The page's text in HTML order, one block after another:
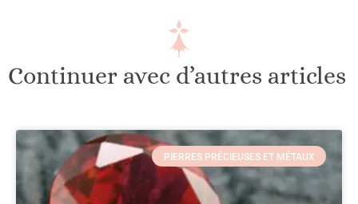
Continuer avec d’autres articles
PIERRES PRÉCIEUSES ET MÉTAUX